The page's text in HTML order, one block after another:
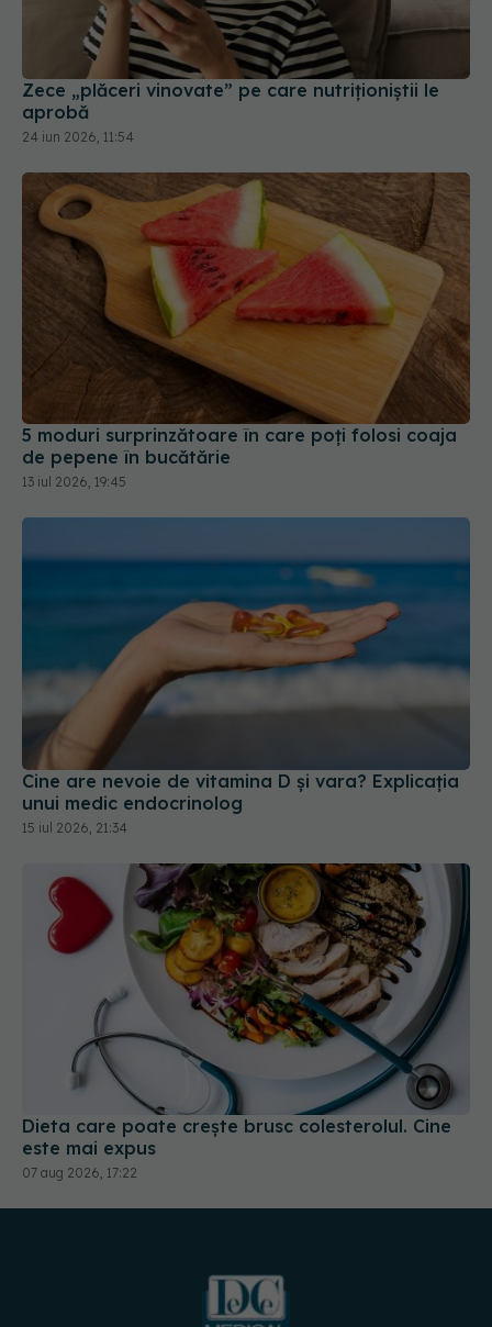
Zece „plăceri vinovate” pe care nutriționiștii le
aprobă
24 iun 2026, 11:54
5 moduri surprinzătoare în care poți folosi coaja
de pepene în bucătărie
13 iul 2026, 19:45
Cine are nevoie de vitamina D și vara? Explicația
unui medic endocrinolog
15 iul 2026, 21:34
Dieta care poate crește brusc colesterolul. Cine
este mai expus
07 aug 2026, 17:22
URMĂREȘTE-NE PE: